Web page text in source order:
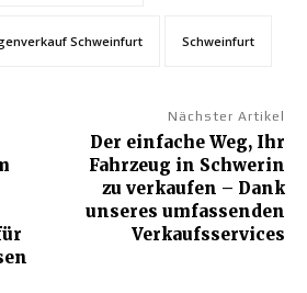
Schweinfurt Schweinfurt
Nächster Artikel
Der einfache Weg, Ihr
Fahrzeug in Schwerin
zu verkaufen – Dank
unseres umfassenden
Verkaufsservices